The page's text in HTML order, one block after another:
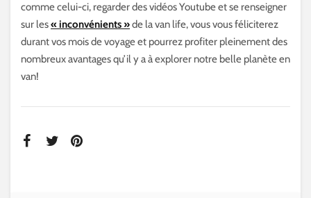
comme celui-ci, regarder des vidéos Youtube et se renseigner
sur les« inconvénients »de la van life, vous vous féliciterez
durant vos mois de voyage et pourrez profiter pleinement des
nombreux avantages qu’il y a à explorer notre belle planète en
van!